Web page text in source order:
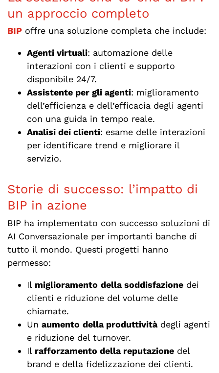
un approccio completo
BIPoffre una soluzione completa che include:
Agenti virtuali: automazione delle
interazioni con i clienti e supporto
disponibile 24/7.
Assistente per gli agenti: miglioramento
dell’efficienza e dell’efficacia degli agenti
con una guida in tempo reale.
Analisi dei clienti: esame delle interazioni
per identificare trend e migliorare il
servizio.
Storie di successo: l’impatto di
BIP in azione
BIP ha implementato con successo soluzioni di
AI Conversazionale per importanti banche di
tutto il mondo. Questi progetti hanno
permesso:
Il miglioramento della soddisfazionedei
clienti e riduzione del volume delle
chiamate.
Un aumento della produttivitàdegli agenti
e riduzione del turnover.
Il rafforzamento della reputazionedel
brand e della fidelizzazione dei clienti.